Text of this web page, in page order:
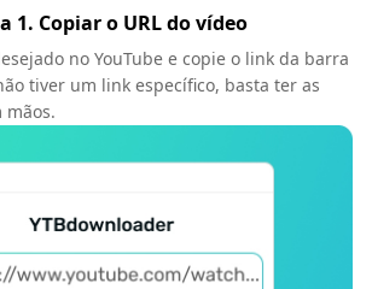
1. Copiar o URL do vídeo
no YouTube e copie o link da barra
tiver um link específico, basta ter as
mãos.